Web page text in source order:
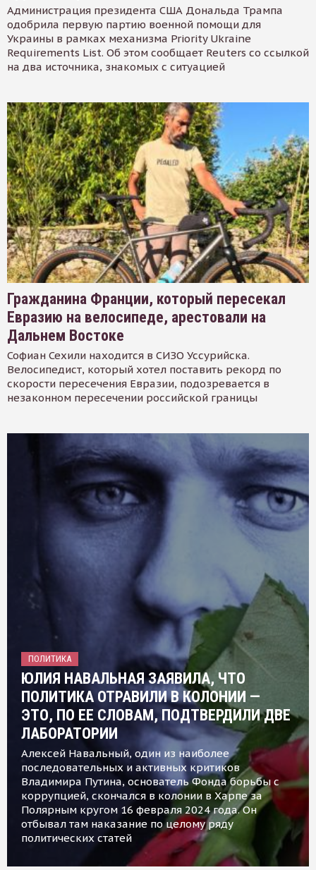
Администрация президента США Дональда Трампа
одобрила первую партию военной помощи для
Украины в рамках механизма Priority Ukraine
Requirements List. Об этом сообщает Reuters со ссылкой
на два источника, знакомых с ситуацией
Гражданина Франции, который пересекал
Евразию на велосипеде, арестовали на
Дальнем Востоке
Софиан Сехили находится в СИЗО Уссурийска.
Велосипедист, который хотел поставить рекорд по
скорости пересечения Евразии, подозревается в
незаконном пересечении российской границы
ПОЛИТИКА
ЮЛИЯ НАВАЛЬНАЯ ЗАЯВИЛА, ЧТО
ПОЛИТИКА ОТРАВИЛИ В КОЛОНИИ —
ЭТО, ПО ЕЕ СЛОВАМ, ПОДТВЕРДИЛИ ДВЕ
ЛАБОРАТОРИИ
Алексей Навальный, один из наиболее
последовательных и активных критиков
Владимира Путина, основатель Фонда борьбы с
коррупцией, скончался в колонии в Харпе за
Полярным кругом 16 февраля 2024 года. Он
отбывал там наказание по целому ряду
политических статей